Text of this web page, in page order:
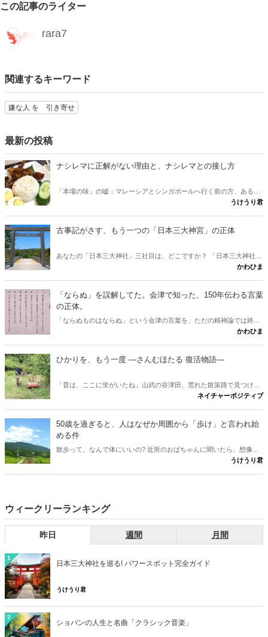
この記事のライター
rara7
関連するキーワード
嫌な人 を 引き寄せ
最新の投稿
ナシレマに正解がない理由と、ナシレマとの接し方
「本場の味」の嘘：マレーシアとシンガポールへ行く前の方、あるい
は行けない方が、ナシレマ というナシレマ皿から両国の違いを味わ
いとか？ その意外な理由と、日本にいながら本場に迫れる楽しみ方
をご紹介します。
うけうり君
古事記がさす、もう一つの「日本三大神宮」の正体
あなたの「日本三大神社」三社目は、どこですか？ 「日本三大神社の
三社目はどこか」という素朴な疑問に、古事記と日本書紀から答えが
は熱田や春日と考えます。けれど古典をたどると、奈良に眠る意外な
一社が浮かびました。行きたくなりますね。
かわひま
「ならぬ」を誤解してた。会津で知った、150年伝わる言葉
の正体。
「ならぬものはならぬ」という会津の言葉を、ただの精神論では終わ
らせません。多くの人が思う「理屈抜きでダメ」という解釈は、実は
が、なぜ百五十年を越えて胸を打つのか。その正体と、会津観光に出
かけたくなる問いかけを書きたいと思います。
かわひま
ひかりを、もう一度 ―さんむほたる 復活物語―
「昔は、ここに蛍がいたね」山武の谷津田、荒れた散策路で見つけ
た、たった一匹のホタル。その小さな光から、世代を越えて受け継が
着想を得た物語です。登場人物は仮名で、一部に脚色を含みます。
ネイチャーポジティブ
50歳を過ぎると、人はなぜか周囲から「歩け」と言われ始
める件
散歩って、なんで体にいいの? 近所のおばちゃんに聞いたら、想像の
斜め上だった件。言われるがまま歩いていた男が、ついに「理由」を
うけうり君
ウィークリーランキング
昨日 週間 月間
1
日本三大神社を巡る! パワースポット完全ガイド
うけうり君
2
ショパンの人生と名曲「クラシック音楽」